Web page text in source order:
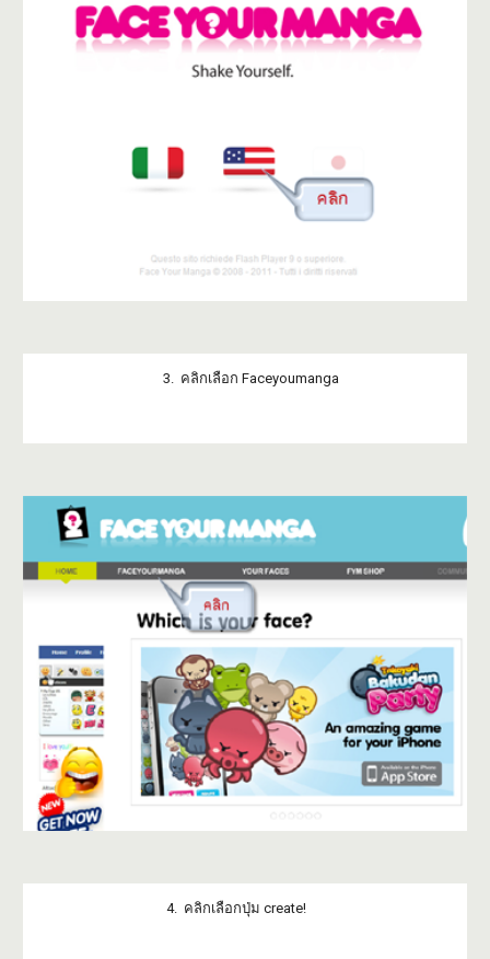
3. คลิกเลือก Faceyoumanga
4. คลิกเลือกปุ่ม create!